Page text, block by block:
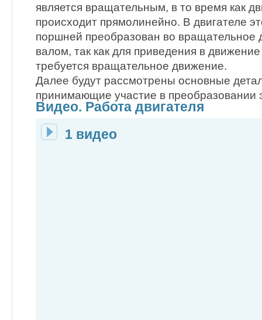
является вращательным, в то время как
происходит прямолинейно. В двигателе
поршней преобразован во вращательное
валом, так как для приведения в
требуется вращательное движение.
Далее будут рассмотрены основные
принимающие участие в преобразовании
Видео. Работа двигателя
1 видео